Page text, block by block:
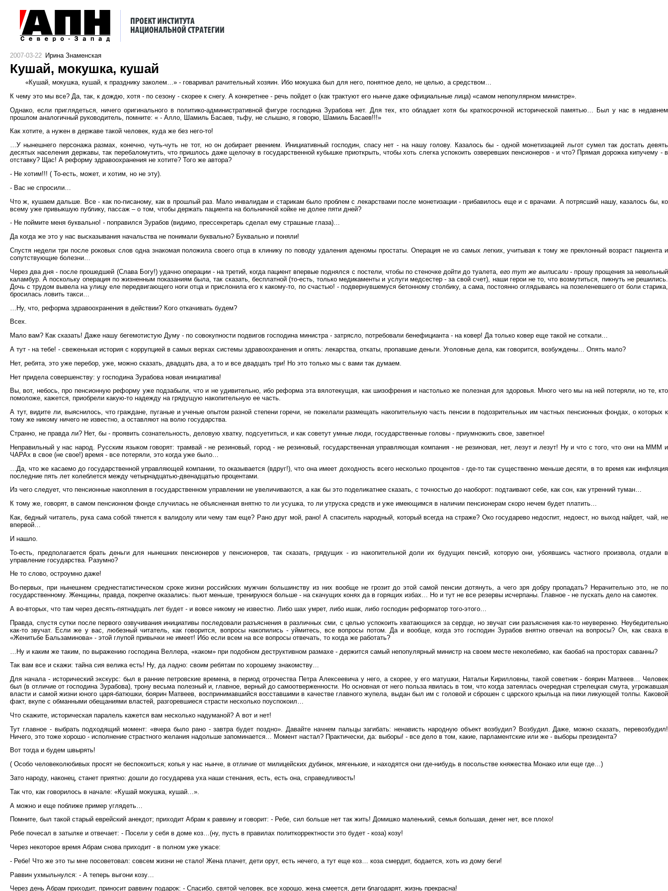
2007-03-22 Ирина Знаменская
Кушай, мокушка, кушай
«Кушай, мокушка, кушай, к празднику заколем…» - говаривал рачительный хозяин. Ибо мокушка был для него, понятное дело, не целью, а средством…
К чему это мы все? Да, так, к дождю, хотя - по сезону - скорее к снегу. А конкретнее - речь пойдет о (как трактуют его нынче даже официальные лица) «самом непопулярном министре».
Однако, если приглядеться, ничего оригинального в политико-административной фигуре господина Зурабова нет. Для тех, кто обладает хотя бы краткосрочной исторической памятью… Был у нас в недавнем
прошлом аналогичный руководитель, помните: « - Алло, Шамиль Басаев, тьфу, не слышно, я говорю, Шамиль Басаев!!!»
Как хотите, а нужен в державе такой человек, куда же без него-то!
…У нынешнего персонажа размах, конечно, чуть-чуть не тот, но он добирает рвением. Инициативный господин, спасу нет - на нашу голову. Казалось бы - одной монетизацией льгот сумел так достать девять
десятых населения державы, так перебаломутить, что пришлось даже щелочку в государственной кубышке приоткрыть, чтобы хоть слегка успокоить озверевших пенсионеров - и что? Прямая дорожка кипучему - в
отставку? Щас! А реформу здравоохранения не хотите? Того же автора?
- Не хотим!!! ( То-есть, может, и хотим, но не эту).
- Вас не спросили…
Что ж, кушаем дальше. Все - как по-писаному, как в прошлый раз. Мало инвалидам и старикам было проблем с лекарствами после монетизации - прибавилось еще и с врачами. А потрясший нашу, казалось бы, ко
всему уже привыкшую публику, пассаж – о том, чтобы держать пациента на больничной койке не долее пяти дней?
- Не поймите меня буквально! - поправился Зурабов (видимо, прессекретарь сделал ему страшные глаза)…
Да когда же это у нас высказывания начальства не понимали буквально? Буквально и поняли!
Спустя недели три после роковых слов одна знакомая положила своего отца в клинику по поводу удаления аденомы простаты. Операция не из самых легких, учитывая к тому же преклонный возраст пациента и
сопутствующие болезни…
Через два дня - после прошедшей (Слава Богу!) удачно операции - на третий, когда пациент впервые поднялся с постели, чтобы по стеночке дойти до туалета,его тут же выписали- прошу прощения за невольный
каламбур. А поскольку операция по жизненным показаниям была, так сказать, бесплатной (то-есть, только медикаменты и услуги медсестер - за свой счет), наши герои не то, что возмутиться, пикнуть не решились.
Дочь с трудом вывела на улицу еле передвигающего ноги отца и прислонила его к какому-то, по счастью! - подвернувшемуся бетонному столбику, а сама, постоянно оглядываясь на позеленевшего от боли старика,
бросилась ловить такси…
…Ну, что, реформа здравоохранения в действии? Кого откачивать будем?
Всех.
Мало вам? Как сказать! Даже нашу бегемотистую Думу - по совокупности подвигов господина министра - затрясло, потребовали бенефицианта - на ковер! Да только ковер еще такой не соткали…
А тут - на тебе! - свеженькая история с коррупцией в самых верхах системы здравоохранения и опять: лекарства, откаты, пропавшие деньги. Уголовные дела, как говорится, возбуждены… Опять мало?
Нет, ребята, это уже перебор, уже, можно сказать, двадцать два, а то и все двадцать три! Но это только мы с вами так думаем.
Нет придела совершенству: у господина Зурабова новая инициатива!
Вы, вот, небось, про пенсионную реформу уже подзабыли, что и не удивительно, ибо реформа эта вялотекущая, как шизофрения и настолько же полезная для здоровья. Много чего мы на ней потеряли, но те, кто
помоложе, кажется, приобрели какую-то надежду на грядущую накопительную ее часть.
А тут, видите ли, выяснилось, что граждане, пуганые и ученые опытом разной степени горечи, не пожелали размещать накопительную часть пенсии в подозрительных им частных пенсионных фондах, о которых к
тому же никому ничего не известно, а оставляют на волю государства.
Странно, не правда ли? Нет, бы - проявить сознательность, деловую хватку, подсуетиться, и как советут умные люди, государственные головы - приумножить свое, заветное!
Неправильный у нас народ. Русским языком говорят: трамвай - не резиновый, город - не резиновый, государственная управляющая компания - не резиновая, нет, лезут и лезут! Ну и что с того, что они на МММ и
ЧАРАх в свое (не свое!) время - все потеряли, это когда уже было…
…Да, что же касаемо до государственной управляющей компании, то оказывается (вдруг!), что она имеет доходность всего несколько процентов - где-то так существенно меньше десяти, в то время как инфляция
последние пять лет колеблется между четырнадцатью-двенадцатью процентами.
Из чего следует, что пенсионные накопления в государственном управлении не увеличиваются, а как бы это поделикатнее сказать, с точностью до наоборот: подтаивают себе, как сон, как утренний туман…
К тому же, говорят, в самом пенсионном фонде случилась не объясненная внятно то ли усушка, то ли утруска средств и уже имеющимся в наличии пенсионерам скоро нечем будет платить…
Как, бедный читатель, рука сама собой тянется к валидолу или чему там еще? Рано друг мой, рано! А спаситель народный, который всегда на страже? Око государево недоспит, недоест, но выход найдет, чай, не
впервой…
И нашло.
То-есть, предполагается брать деньги для нынешних пенсионеров у пенсионеров, так сказать, грядущих - из накопительной доли их будущих пенсий, которую они, убоявшись частного произвола, отдали в
управление государства. Разумно?
Не то слово, остроумно даже!
Во-первых, при нынешнем среднестатистическом сроке жизни российских мужчин большинству из них вообще не грозит до этой самой пенсии дотянуть, а чего зря добру пропадать? Нерачительно это, не по
государственному. Женщины, правда, покрепче оказались: пьют меньше, тренируюся больше - на скачущих конях да в горящих избах… Но и тут не все резервы исчерпаны. Главное - не пускать дело на самотек.
А во-вторых, что там через десять-пятнадцать лет будет - и вовсе никому не известно. Либо шах умрет, либо ишак, либо господин реформатор того-этого…
Правда, спустя сутки после первого озвучивания инициативы последовали разъяснения в различных сми, с целью успокоить хватающихся за сердце, но звучат сии разъяснения как-то неуверенно. Неубедительно
как-то звучат. Если же у вас, любезный читатель, как говорится, вопросы накопились - уймитесь, все вопросы потом. Да и вообще, когда это господин Зурабов внятно отвечал на вопросы? Он, как сваха в
«Женитьбе Бальзаминова» - этой глупой привычки не имеет! Ибо если всем на все вопросы отвечать, то когда же работать?
…Ну и каким же таким, по выражению господина Веллера, «каком» при подобном деструктивном размахе - держится самый непопулярный министр на своем месте неколебимо, как баобаб на просторах саванны?
Так вам все и скажи: тайна сия велика есть! Ну, да ладно: своим ребятам по хорошему знакомству…
Для начала - исторический экскурс: был в ранние петровские времена, в период отрочества Петра Алексеевича у него, а скорее, у его матушки, Натальи Кирилловны, такой советник - боярин Матвеев… Человек
был (в отличие от господина Зурабова), трону весьма полезный и, главное, верный до самоотверженности. Но основная от него польза явилась в том, что когда затеялась очередная стрелецкая смута, угрожавшая
власти и самой жизни юного царя-батюшки, боярин Матвеев, воспринимавшийся восставшими в качестве главного жупела, выдан был им с головой и сброшен с царского крыльца на пики ликующей толпы. Каковой
факт, вкупе с обманными обещаниями властей, разгоревшиеся страсти несколько поуспокоил…
Что скажите, историческая паралель кажется вам несколько надуманой? А вот и нет!
Тут главное - выбрать подходящий момент: «вчера было рано - завтра будет поздно». Давайте начнем пальцы загибать: ненависть народную объект возбудил? Возбудил. Даже, можно сказать, перевозбудил!
Ничего, это тоже хорошо - исполнение страстного желания надольше запоминается… Момент настал? Практически, да: выборы! - все дело в том, какие, парламентские или же - выборы президента?
Вот тогда и будем швырять!
( Особо человеколюбивых просят не беспокоиться; копья у нас нынче, в отличие от милицейских дубинок, мягенькие, и находятся они где-нибудь в посольстве княжества Монако или еще где…)
Зато народу, наконец, станет приятно: дошли до государева уха наши стенания, есть, есть она, справедливость!
Так что, как говорилось в начале: «Кушай мокушка, кушай…».
А можно и еще поближе пример углядеть…
Помните, был такой старый еврейский анекдот; приходит Абрам к раввину и говорит: - Ребе, сил больше нет так жить! Домишко маленький, семья большая, денег нет, все плохо!
Ребе почесал в затылке и отвечает: - Посели у себя в доме коз…(ну, пусть в правилах политкорректности это будет - коза) козу!
Через некоторое время Абрам снова приходит - в полном уже ужасе:
- Ребе! Что же это ты мне посоветовал: совсем жизни не стало! Жена плачет, дети орут, есть нечего, а тут еще коз… коза смердит, бодается, хоть из дому беги!
Раввин ухмыльнулся: - А теперь выгони козу…
Через день Абрам приходит, приносит раввину подарок: - Спасибо, святой человек, все хорошо, жена смеется, дети благодарят, жизнь прекрасна!